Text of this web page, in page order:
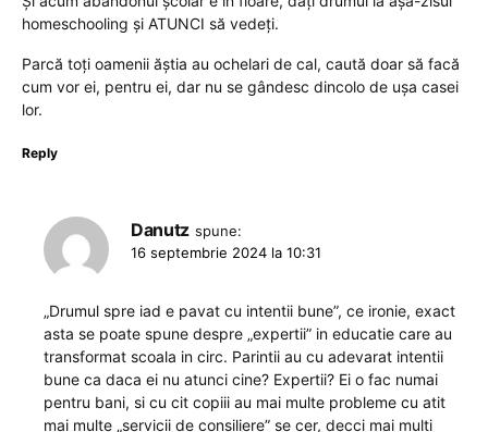
homeschooling și ATUNCI să vedeți.
Parcă toți oamenii ăștia au ochelari de cal, caută doar să facă
cum vor ei, pentru ei, dar nu se gândesc dincolo de ușa casei
lor.
Reply
Danutz spune:
16 septembrie 2024 la 10:31
„Drumul spre iad e pavat cu intentii bune”, ce ironie, exact
asta se poate spune despre „expertii” in educatie care au
transformat scoala in circ. Parintii au cu adevarat intentii
bune ca daca ei nu atunci cine? Expertii? Ei o fac numai
pentru bani, si cu cit copiii au mai multe probleme cu atit
mai multe „servicii de consiliere” se cer, decci mai multi